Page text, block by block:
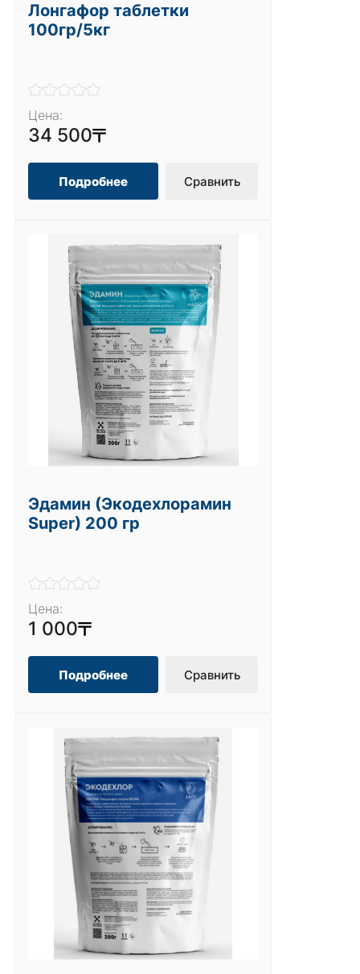
Лонгафор таблетки
100гр/5кг
Цена:
34 500
Подробнее Сравнить
Эдамин (Экодехлорамин
Super) 200 гр
Цена:
1 000
Подробнее Сравнить